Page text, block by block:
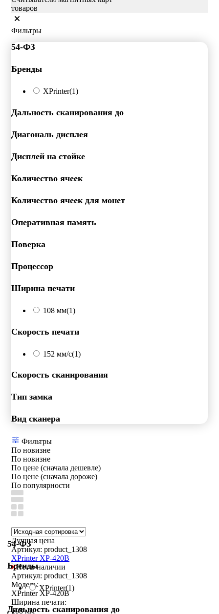
товаров
Фильтры
54-ФЗ
Бренды
XPrinter(1)
Дальность сканирования до
Диагональ дисплея
Дисплей на стойке
Количество ячеек
Количество ячеек для монет
Оперативная память
Поверка
Процессор
Ширина печати
108 мм(1)
Скорость печати
152 мм/с(1)
Скорость сканирования
Тип замка
Вид сканера
Фильтры
По новизне
По новизне
По цене (сначала дешевле)
По цене (сначала дороже)
По популярности
54-ФЗ
Бренды
XPrinter(1)
Дальность сканирования до
Лучшая цена
Артикул: product_1308
XPrinter XP-420B
Нет в наличии
Артикул: product_1308
Модель:
XPrinter XP-420B
Ширина печати:
108 мм